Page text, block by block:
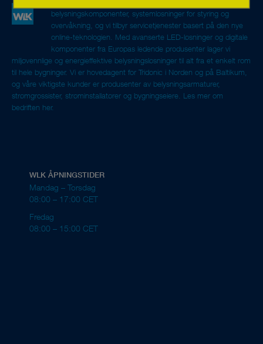
belysningskomponenter, systemløsninger for styring og
overvåkning, og vi tilbyr servicetjenester basert på den nye
online-teknologien. Med avanserte LED-løsninger og digitale
komponenter fra Europas ledende produsenter lager vi
miljøvennlige og energieffektive belysningsløsninger til alt fra et enkelt rom
til hele bygninger. Vi er hovedagent for Tridonic i Norden og på Baltikum,
og våre viktigste kunder er produsenter av belysningsarmaturer,
strømgrossister, strøminstallatører og bygningseiere. Les mer om
bedriften her.
WLK ÅPNINGSTIDER
Mandag – Torsdag
08:00 – 17:00 CET
Fredag
08:00 – 15:00 CET